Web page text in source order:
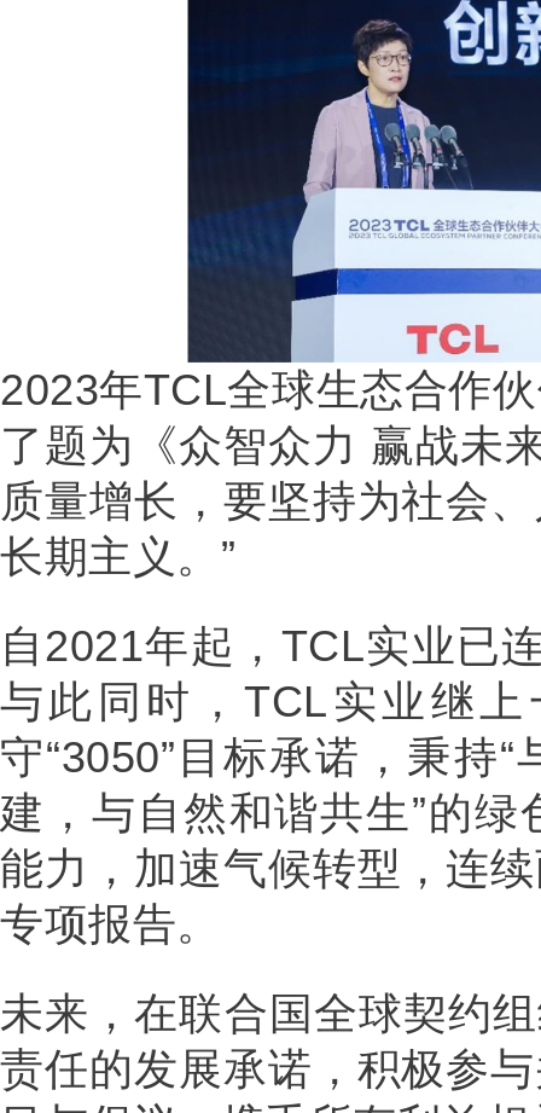
2023年TCL全球生态合作
了题为《众智众力 赢战未
质量增长，要坚持为社会
长期主义。”
自2021年起，TCL实业已
与此同时，TCL实业继
守“3050”目标承诺，秉持
建，与自然和谐共生”的
能力，加速气候转型，连
专项报告。
未来，在联合国全球契约
责任的发展承诺，积极参